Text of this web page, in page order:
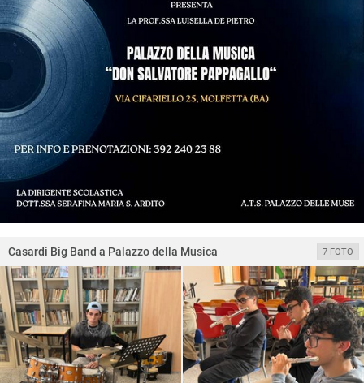
7 FOTO
Casardi Big Band a Palazzo della Musica